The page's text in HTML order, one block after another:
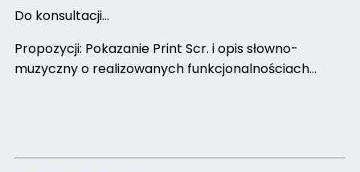
Do konsultacji…
Propozycji: Pokazanie Print Scr. i opis słowno-
muzyczny o realizowanych funkcjonalnościach…